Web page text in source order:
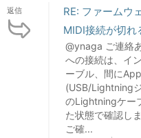
返信
RE: ファームウ
MIDI接続が切
@ynaga ご連絡
への接続は、イ
ーブル、間に
(USB/Lightning
のLightningケー
た状態で確認し
ご確...